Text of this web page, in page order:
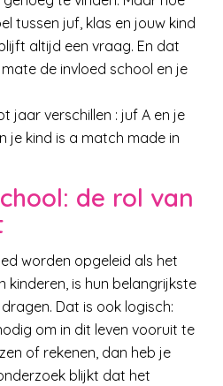
tussen juf, klas en jouw kind
altijd een vraag. En dat
de invloed school en je
jaar verschillen : juf A en je
je kind is a match made in
de rol van
worden opgeleid als het
kinderen, is hun belangrijkste
Dat is ook logisch:
om in dit leven vooruit te
of rekenen, dan heb je
blijkt dat het